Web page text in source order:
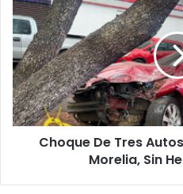
De
Tres
Autos
En
El
Libramiento
De
Morelia,
Choque De Tres
Morelia, Sin